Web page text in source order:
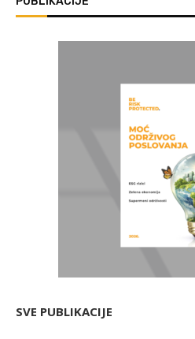
SVE PUBLIKACIJE